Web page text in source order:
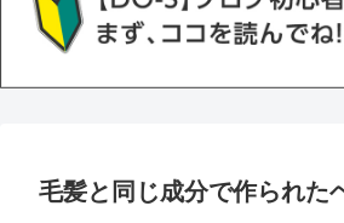
毛髪と同じ成分で作られた